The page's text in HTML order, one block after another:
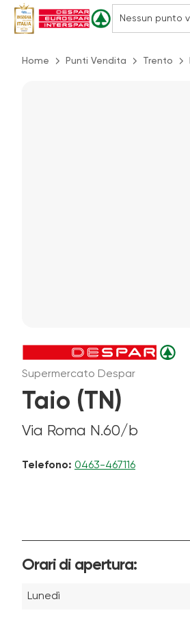
Home Punti Vendita Trento
Supermercato Despar
Taio (TN)
Via Roma N.60/b
Telefono: 0463-467116
Orari di apertura:
Lunedì